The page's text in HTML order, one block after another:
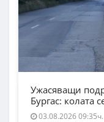
Ужасяващи
Бургас: колата
03.08.2026 09:35ч.